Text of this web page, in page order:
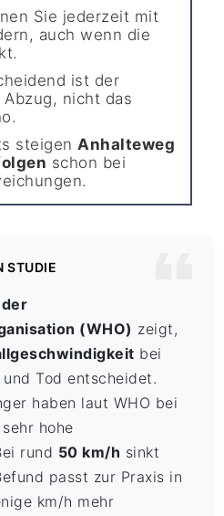
Sie jederzeit mit
auch wenn die
ist der
nicht das
steigenAnhalteweg
schon bei
STUDIE
(WHO) zeigt,
bei
Tod entscheidet.
haben laut WHO bei
hohe
rund 50 km/h sinkt
passt zur Praxis in
km/h mehr